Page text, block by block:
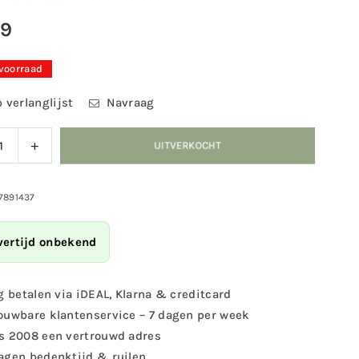
verlanglijst Navraag
Verhoog
de
Beach
Aruba
Blue
UITVERKOCHT
onbekend
betalen via iDEAL, Klarna & creditcard
klantenservice – 7 dagen per week
2008 een vertrouwd adres